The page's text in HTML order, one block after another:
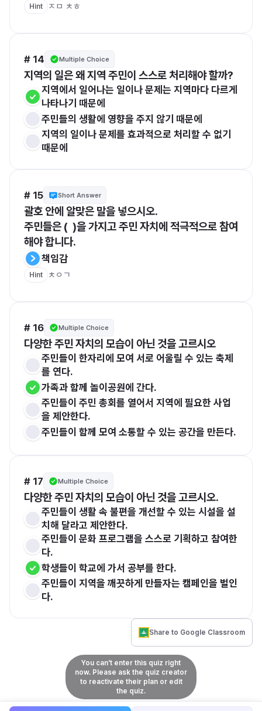
Hint ㅈㅁ ㅊㅎ
# 14 Multiple Choice
지역의 일은 왜 지역 주민이 스스로 처리해야 할까?
지역에서 일어나는 일이나 문제는 지역마다 다르게
나타나기 때문에
주민들의 생활에 영향을 주지 않기 때문에
지역의 일이나 문제를 효과적으로 처리할 수 없기
때문에
# 15 Short Answer
괄호 안에 알맞은 말을 넣으시오.
주민들은 (  )을 가지고 주민 자치에 적극적으로 참여
해야 합니다.
책임감
Hint ㅊㅇㄱ
# 16 Multiple Choice
다양한 주민 자치의 모습이 아닌 것을 고르시오
주민들이 한자리에 모여 서로 어울릴 수 있는 축제
를 연다.
가족과 함께 놀이공원에 간다.
주민들이 주민 총회를 열어서 지역에 필요한 사업
을 제안한다.
주민들이 함께 모여 소통할 수 있는 공간을 만든다.
# 17 Multiple Choice
다양한 주민 자치의 모습이 아닌 것을 고르시오.
주민들이 생활 속 불편을 개선할 수 있는 시설을 설
치해 달라고 제안한다.
주민들이 문화 프로그램을 스스로 기획하고 참여한
다.
학생들이 학교에 가서 공부를 한다.
주민들이 지역을 깨끗하게 만들자는 캠페인을 벌인
다.
Share to Google Classroom
You can't enter this quiz right
now. Please ask the quiz creator
to reactivate their plan or edit
the quiz.